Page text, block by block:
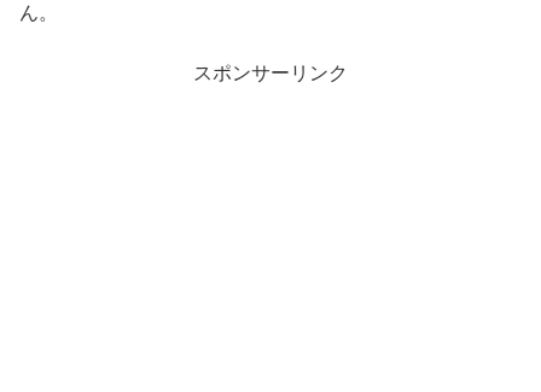
ん。
スポンサーリンク